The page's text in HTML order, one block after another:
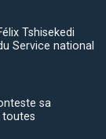
Tshisekedi
Service national
sa
toutes